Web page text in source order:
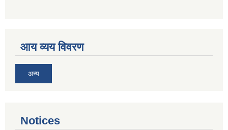
आय व्यय विवरण
अन्य
Notices